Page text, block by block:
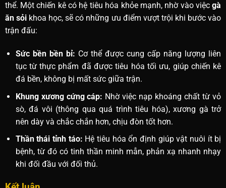
thể. Một chiến kê có hệ tiêu hóa khỏe mạnh, nhờ vào việcgà
ăn sỏikhoa học, sẽ có những ưu điểm vượt trội khi bước vào
trận đấu:
Sức bền bền bỉ: Cơ thể được cung cấp năng lượng liên
tục từ thực phẩm đã được tiêu hóa tối ưu, giúp chiến kê
đá bền, không bị mất sức giữa trận.
Khung xương cứng cáp: Nhờ việc nạp khoáng chất từ vỏ
sò, đá vôi (thông qua quá trình tiêu hóa), xương gà trở
nên dày và chắc chắn hơn, chịu đòn tốt hơn.
Thần thái tỉnh táo: Hệ tiêu hóa ổn định giúp vật nuôi ít bị
bệnh, từ đó có tinh thần minh mẫn, phản xạ nhanh nhạy
khi đối đầu với đối thủ.